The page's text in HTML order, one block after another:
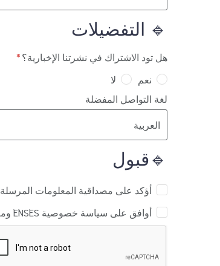
🔹 التفضيلات
هل تود الاشتراك في نشرتنا الإخبارية؟
نعم
لا
لغة التواصل المفضلة
🔹قبول
أؤكد على مصداقية المعلومات المرسلة
أوافق على سياسة خصوصية ENSES ومعالجة بياناتي لأغراض العضوية.